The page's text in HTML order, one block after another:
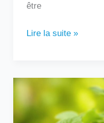
être
Lire la suite »
Peut-
boire